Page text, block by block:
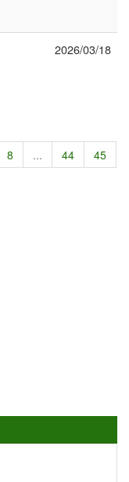
2026/03/18
8 ... 44
45